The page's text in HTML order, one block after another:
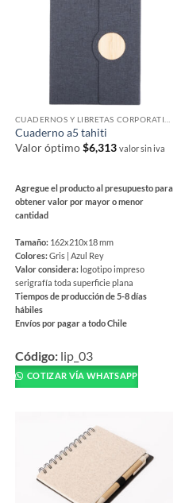
opciones
de
producto
Cuaderno a5 tahiti
Valor óptimo$6,313 valor sin iva
Agregue el producto al presupuesto para
obtener valor por mayor o menor
cantidad
Tamaño: 162x210x18 mm
Colores:Gris | Azul Rey
Valor considera: logotipo impreso
serigrafía toda superficie plana
Tiempos de producción de 5-8 días
hábiles
Envíos por pagar a todo Chile
producto
tiene
múltiples
pueden
elegir
Código: lip_03
COTIZAR VÍA WHATSAPP